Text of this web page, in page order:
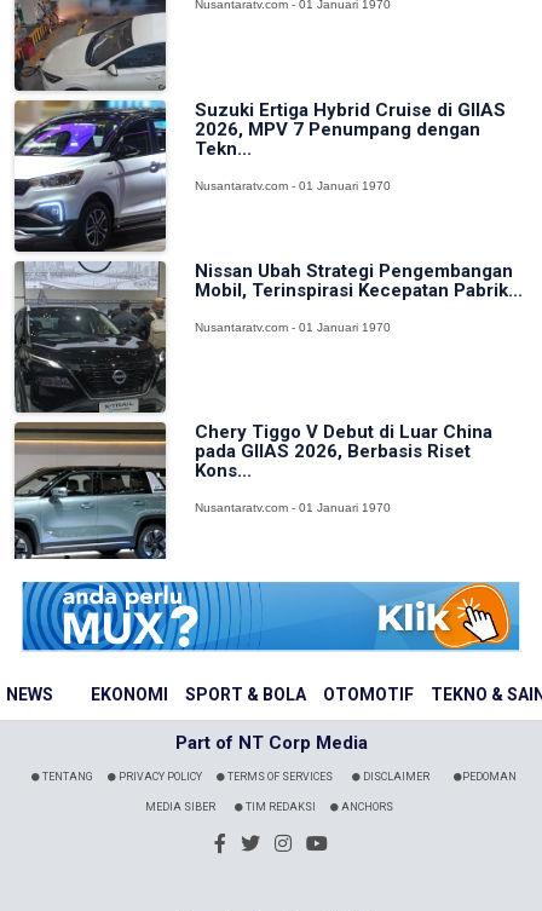
NEWS EKONOMI SPORT & BOLA OTOMOTIF TEKNO &
Nusantaratv.com - 01 Januari 1970
Suzuki Ertiga Hybrid Cruise di GIIAS
2026, MPV 7 Penumpang dengan
Tekn...
Nusantaratv.com - 01 Januari 1970
Nissan Ubah Strategi Pengembangan
Mobil, Terinspirasi Kecepatan Pabrik...
Nusantaratv.com - 01 Januari 1970
Chery Tiggo V Debut di Luar China
pada GIIAS 2026, Berbasis Riset
Kons...
Nusantaratv.com - 01 Januari 1970
Part of NT Corp Media
TENTANG PRIVACY POLICY TERMS OF SERVICES DISCLAIMER PEDOMAN
MEDIA SIBER TIM REDAKSI ANCHORS